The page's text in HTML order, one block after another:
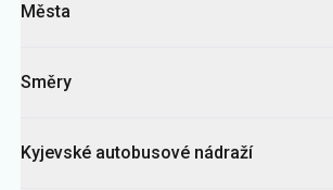
Města
Směry
Kyjevské autobusové nádraží